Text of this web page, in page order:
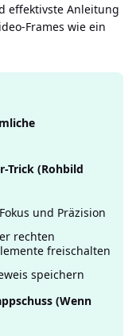
effektivste Anleitung
Frames wie ein
Trick (Rohbild
und Präzision
rechten
freischalten
speichern
(Wenn